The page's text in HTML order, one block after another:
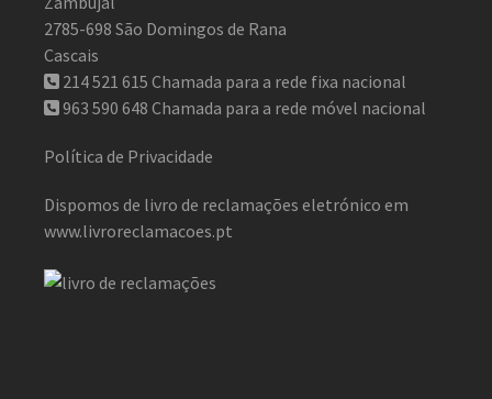
2785-698 São Domingos de Rana
Cascais
214 521 615 Chamada para a rede fixa nacional
963 590 648 Chamada para a rede móvel nacional
Política de Privacidade
Dispomos de livro de reclamações eletrónico em
www.livroreclamacoes.pt